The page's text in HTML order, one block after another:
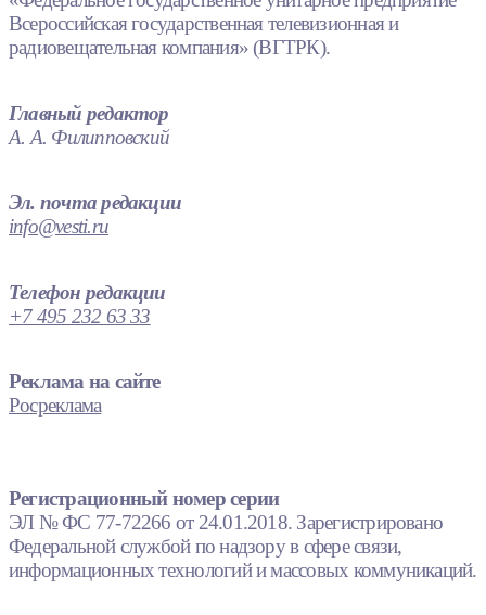
Всероссийская государственная телевизионная и
радиовещательная компания» (ВГТРК).
Главный редактор
А. А. Филипповский
Эл. почта редакции
info@vesti.ru
Телефон редакции
+7 495 232 63 33
Реклама на сайте
Росреклама
Регистрационный номер серии
ЭЛ № ФС 77-72266 от 24.01.2018. Зарегистрировано
Федеральной службой по надзору в сфере связи,
информационных технологий и массовых коммуникаций.